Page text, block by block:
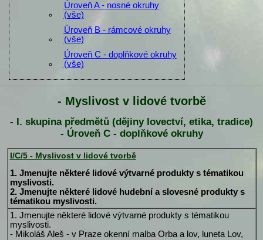
Úroveň A - nosné okruhy
(vše)
Úroveň B - rámcové okruhy
(vše)
Úroveň C - doplňkové okruhy
(vše)
- Myslivost v lidové tvorbě
- I. skupina předmětů (dějiny lovectví, etika, tradice)
- Úroveň C - doplňkové okruhy
I/C/5 - Myslivost v lidové tvorbě
1. Jmenujte některé lidové výtvarné produkty s tématikou
myslivosti.
2. Jmenujte některé lidové hudební a slovesné produkty s
tématikou myslivosti.
1. Jmenujte některé lidové výtvarné produkty s tématikou
myslivosti.
- Mikoláš Aleš - v Praze okenní malba Orba a lov, luneta Lov,